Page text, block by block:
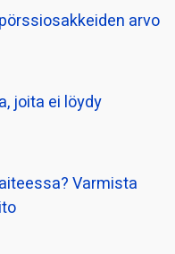
arvo
joita ei löydy
Varmista